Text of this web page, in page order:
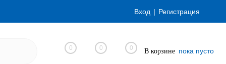
Вход Регистрация
0 0 0 В корзине пока пусто